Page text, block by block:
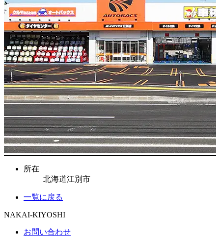
所在
北海道江別市
一覧に戻る
NAKAI-KIYOSHI
お問い合わせ